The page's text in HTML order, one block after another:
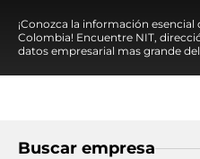
¡Conozca la información
Colombia! Encuentre NIT,
datos empresarial mas grande
Buscar empresa